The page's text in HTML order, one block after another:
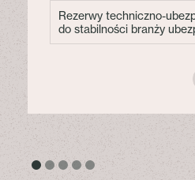
Rezerwy techniczno-
do stabilności branży